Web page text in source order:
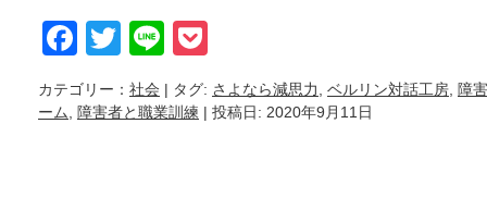
Facebook
Twitter
Line
カテゴリー： 社会 | タグ: さよなら減思力 ベルリン対話工房 障
ーム
障害者と職業訓練 | 投稿日: 2020年9月11日